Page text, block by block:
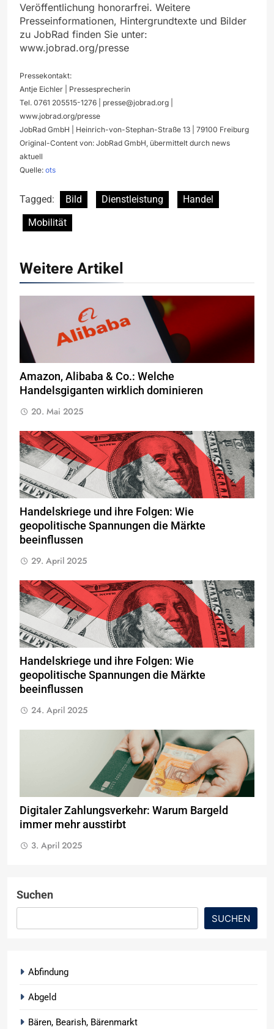
Veröffentlichung honorarfrei. Weitere
Presseinformationen, Hintergrundtexte und Bilder
zu JobRad finden Sie unter:
www.jobrad.org/presse
Pressekontakt:
Antje Eichler | Pressesprecherin
Tel. 0761 205515-1276 | presse@jobrad.org
www.jobrad.org/presse
JobRad GmbH | Heinrich-von-Stephan-Straße 13 | 79100 Freiburg
Original-Content von: JobRad GmbH, übermittelt durch news
aktuell
Quelle: ots
Tagged: Bild Dienstleistung
Handel
Mobilität
Weitere Artikel
Amazon, Alibaba & Co.: Welche
Handelsgiganten wirklich dominieren
20. Mai 2025
Handelskriege und ihre Folgen: Wie
geopolitische Spannungen die Märkte
beeinflussen
29. April 2025
Handelskriege und ihre Folgen: Wie
geopolitische Spannungen die Märkte
beeinflussen
24. April 2025
Digitaler Zahlungsverkehr: Warum Bargeld
immer mehr ausstirbt
3. April 2025
Suchen
SUCHEN
Abfindung
Abgeld
Bären, Bearish, Bärenmarkt